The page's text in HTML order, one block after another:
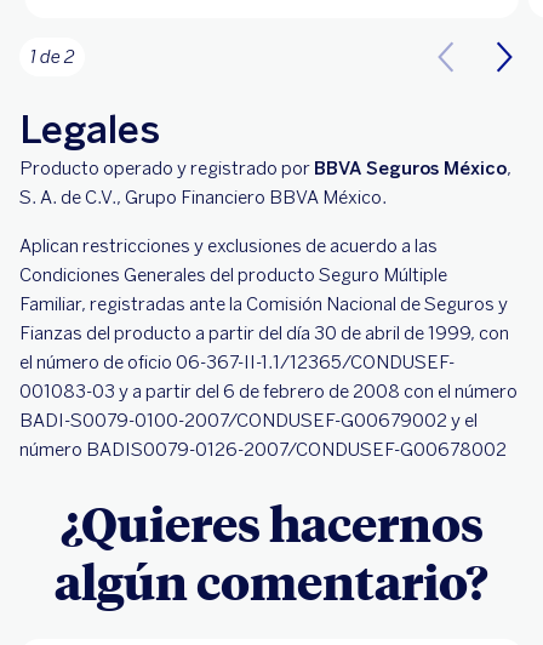
1 de 2
Legales
Producto operado y registrado por BBVA Seguros México,
S. A. de C.V., Grupo Financiero BBVA México.
Aplican restricciones y exclusiones de acuerdo a las
Condiciones Generales del producto Seguro Múltiple
Familiar, registradas ante la Comisión Nacional de Seguros y
Fianzas del producto a partir del día 30 de abril de 1999, con
el número de oficio 06-367-II-1.1/12365/CONDUSEF-
001083-03 y a partir del 6 de febrero de 2008 con el número
BADI-S0079-0100-2007/CONDUSEF-G00679002 y el
número BADIS0079-0126-2007/CONDUSEF-G00678002
¿Quieres hacernos
algún comentario?